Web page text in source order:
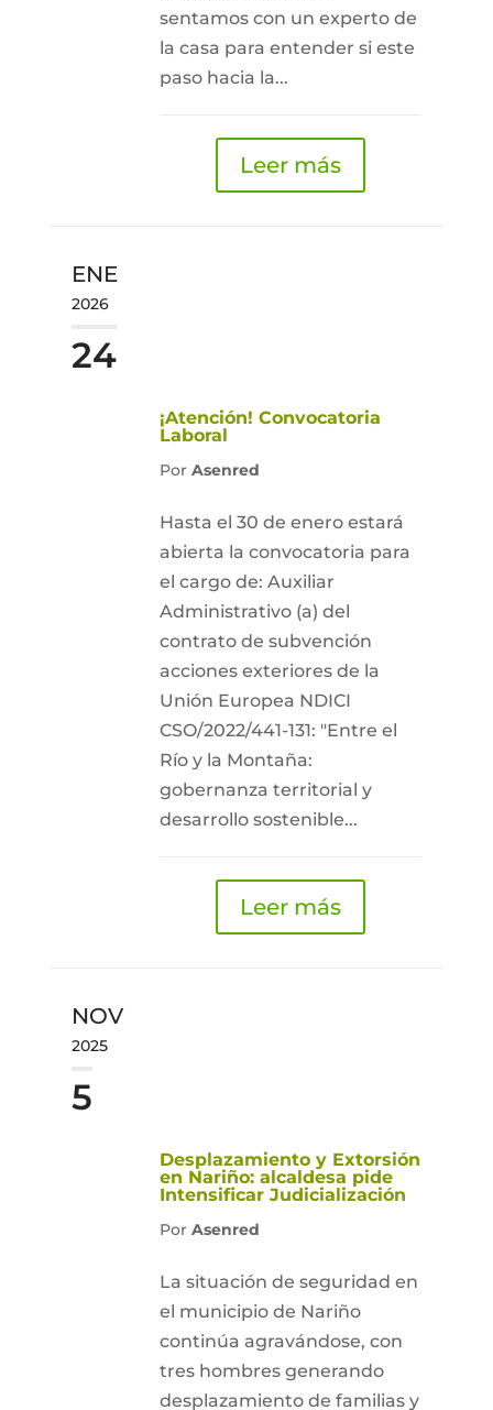
sentamos con un experto de
la casa para entender si este
paso hacia la...
Leer más
ENE
2026
24
¡Atención! Convocatoria
Laboral
Por Asenred
Hasta el 30 de enero estará
abierta la convocatoria para
el cargo de: Auxiliar
Administrativo (a) del
contrato de subvención
acciones exteriores de la
Unión Europea NDICI
CSO/2022/441-131: "Entre el
Río y la Montaña:
gobernanza territorial y
desarrollo sostenible...
Leer más
NOV
2025
5
Desplazamiento y Extorsión
en Nariño: alcaldesa pide
Intensificar Judicialización
Por Asenred
La situación de seguridad en
el municipio de Nariño
continúa agravándose, con
tres hombres generando
desplazamiento de familias y